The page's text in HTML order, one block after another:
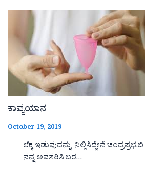
ಕಾವ್ಯಯಾನ
October 19, 2019
ಲೆಕ್ಕ ಇಡುವುದನ್ನು ನಿಲ್ಲಿಸಿದ್ದೇನೆ
ನನ್ನ ಅವಸರಿಸಿ ಬರ…